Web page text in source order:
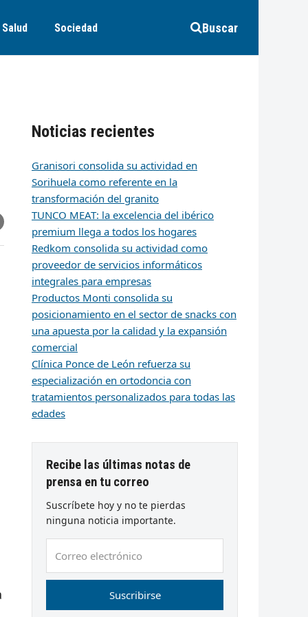
Salud Sociedad Buscar
Noticias recientes
Granisori consolida su actividad en
Sorihuela como referente en la
transformación del granito
TUNCO MEAT: la excelencia del ibérico
premium llega a todos los hogares
Redkom consolida su actividad como
proveedor de servicios informáticos
integrales para empresas
Productos Monti consolida su
posicionamiento en el sector de snacks con
una apuesta por la calidad y la expansión
comercial
Clínica Ponce de León refuerza su
especialización en ortodoncia con
tratamientos personalizados para todas las
edades
Recibe las últimas notas de
prensa en tu correo
Suscríbete hoy y no te pierdas
ninguna noticia importante.
electrónico
Suscribirse